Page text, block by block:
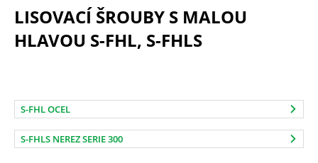
LISOVACÍ ŠROUBY S MALOU
HLAVOU S-FHL, S-FHLS
S-FHL OCEL
S-FHLS NEREZ SERIE 300